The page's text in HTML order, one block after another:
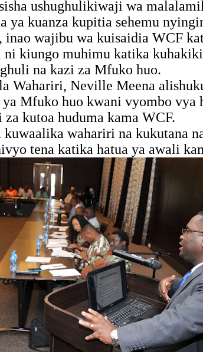
ushughulikiwaji wa
ya kuanza kupitia sehemu
wajibu wa kuisaidia WCF
kiungo muhimu katika
na kazi za Mfuko huo.
Wahariri, Neville Meena
Mfuko huo kwani vyombo vya
za kutoa huduma kama WCF.
wahariri na kukutana
tena katika hatua ya awali